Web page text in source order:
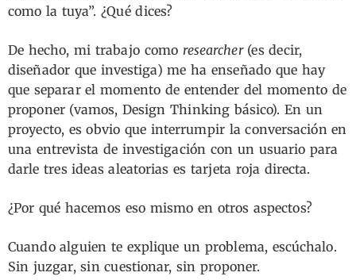
como la tuya”. ¿Qué dices?
De hecho, mi trabajo como researcher(es decir,
diseñador que investiga) me ha enseñado que hay
que separar el momento de entender del momento de
proponer (vamos, Design Thinking básico). En un
proyecto, es obvio que interrumpir la conversación en
una entrevista de investigación con un usuario para
darle tres ideas aleatorias es tarjeta roja directa.
¿Por qué hacemos eso mismo en otros aspectos?
Cuando alguien te explique un problema, escúchalo.
Sin juzgar, sin cuestionar, sin proponer.